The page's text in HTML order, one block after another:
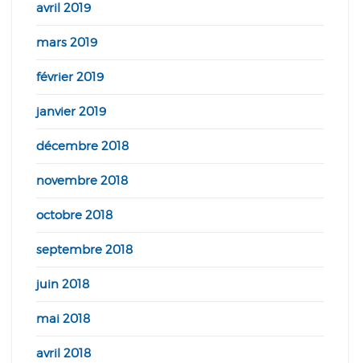
avril 2019
mars 2019
février 2019
janvier 2019
décembre 2018
novembre 2018
octobre 2018
septembre 2018
juin 2018
mai 2018
avril 2018